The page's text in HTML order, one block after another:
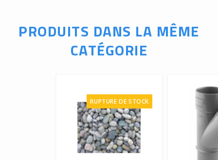
PRODUITS DANS LA MÊME
CATÉGORIE
RUPTURE DE STOCK